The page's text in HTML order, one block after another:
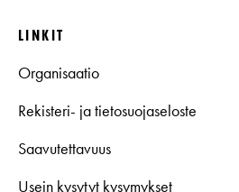
LINKIT
Organisaatio
Rekisteri- ja tietosuojaseloste
Saavutettavuus
Usein kysytyt kysymykset